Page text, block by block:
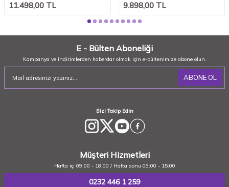
11.498,00 TL 9.898,00TL
E - Bülten Aboneliği
Kampanya ve indirimlerden haberdar olmak için e-bültenimize abone olun.
ABONE OL
Bizi Takip Edin
Müşteri Hizmetleri
Hafta içi 09:00 - 18:00 / Hafta sonu 09:00 - 15:00
0232 446 1 259